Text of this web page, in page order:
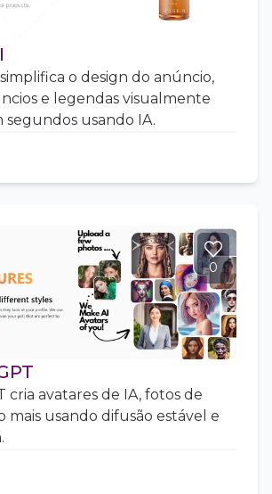
o design do anúncio,
e legendas visualmente
segundos usando IA.
0
cria avatares de IA, fotos de
mais usando difusão estável e